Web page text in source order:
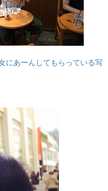
にあーんしてもらっている写